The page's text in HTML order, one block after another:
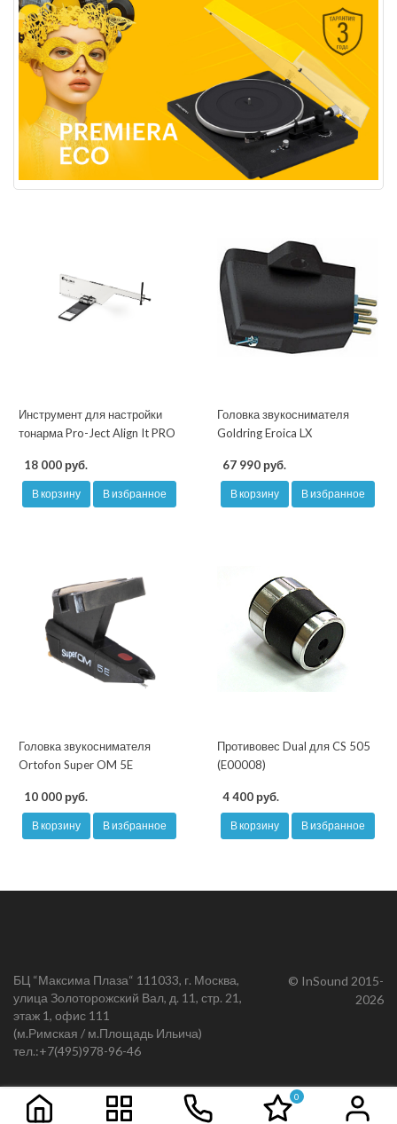
Инструмент для настройки
тонарма Pro-Ject Align It PRO
18 000 руб.
В корзину В избранное
Головка звукоснимателя
Goldring Eroica LX
67 990 руб.
В корзину В избранное
Головка звукоснимателя
Ortofon Super OM 5E
10 000 руб.
В корзину В избранное
Противовес Dual для CS 505
(E00008)
4 400 руб.
В корзину В избранное
БЦ “Максима Плаза“ 111033, г. Москва,
улица Золоторожский Вал, д. 11, стр. 21,
этаж 1, офис 111
(м.Римская / м.Площадь Ильича)
тел.:+7(495)978-96-46
© InSound 2015-
2026
0